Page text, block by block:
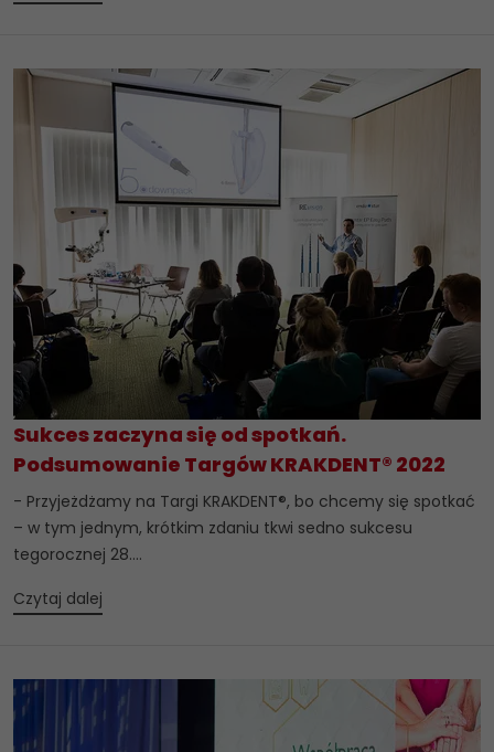
Sukces zaczyna się od spotkań.
Podsumowanie Targów KRAKDENT® 2022
- Przyjeżdżamy na Targi KRAKDENT®, bo chcemy się spotkać
– w tym jednym, krótkim zdaniu tkwi sedno sukcesu
tegorocznej 28....
Czytaj dalej